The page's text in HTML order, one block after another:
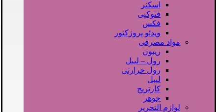
اسکنر
فتوکپی
فکس
ویدئو پروژکتور
مواد مصرفی
ریبون
رول – لیبل
رول حرارتی
لیبل
کارتریج
جوهر
لوازم التحریر